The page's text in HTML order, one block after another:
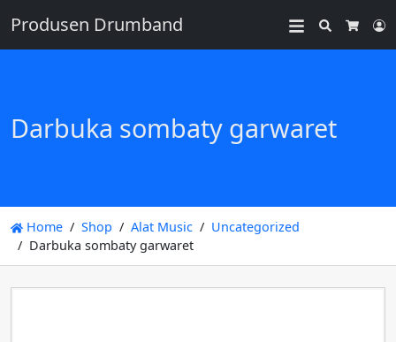
Produsen Drumband
Search
Darbuka sombaty garwaret
Home Shop Alat Music
Uncategorized
Darbuka sombaty garwaret